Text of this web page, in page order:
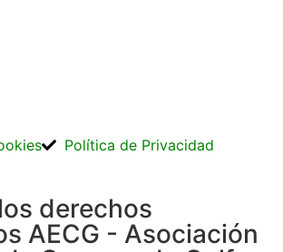
derechos
AECG - Asociación
Política de Privacidad